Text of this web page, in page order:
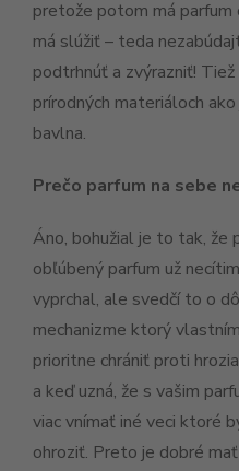
pretože potom má
má slúžiť – teda
podtrhnúť a zvýrazniť!
prírodných materiáloch
bavlna.
Prečo parfum na sebe
Áno, bohužial je to tak, že
obľúbený parfum už
vyprchal, ale svedčí to o
mechanizme ktorý
prioritne chrániť proti
a keď uzná, že s vašim
viac vnímať iné veci ktoré
ohroziť. Preto je dobré